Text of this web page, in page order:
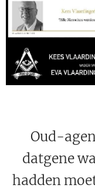
Oud-
datgene
hadden